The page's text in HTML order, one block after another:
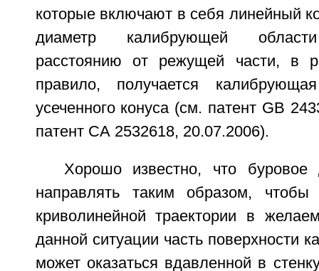
которые включают в себя линейный
диаметр калибрующей
расстоянию от режущей части, в
правило, получается
усеченного конуса (см. патент GB
патент СА 2532618, 20.07.2006).
Хорошо известно, что буровое
направлять таким образом,
криволинейной траектории в
данной ситуации часть поверхности
может оказаться вдавленной в